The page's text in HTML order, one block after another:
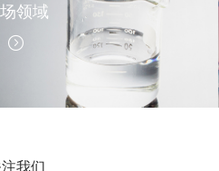
领域
我们